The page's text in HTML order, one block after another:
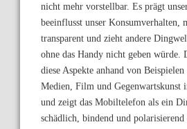
nicht mehr vorstellbar. Es prägt
beeinflusst unser Konsumverhalten,
transparent und zieht andere
ohne das Handy nicht geben würde.
diese Aspekte anhand von Beispielen
Medien, Film und Gegenwartskunst
und zeigt das Mobiltelefon als ein
schädlich, bindend und